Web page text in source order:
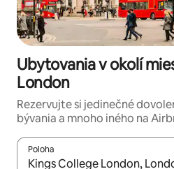
Ubytovania v okolí
London
Rezervujte si jedinečné
bývania a mnoho iného na
Poloha
Keď budú výsledky k